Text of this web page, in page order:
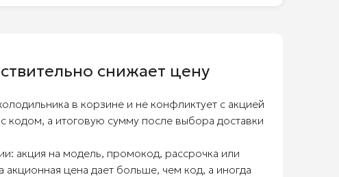
снижает цену
в корзине и не конфликтует с акцией
а итоговую сумму после выбора доставки
акция на модель, промокод, рассрочка или
акционная цена дает больше, чем код, а иногда